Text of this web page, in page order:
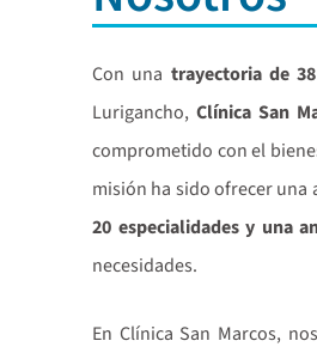
Con una trayectoria de
Lurigancho,Clínica San
comprometido con el
misión ha sido ofrecer una
20 especialidades y una
necesidades.
En Clínica San Marcos,